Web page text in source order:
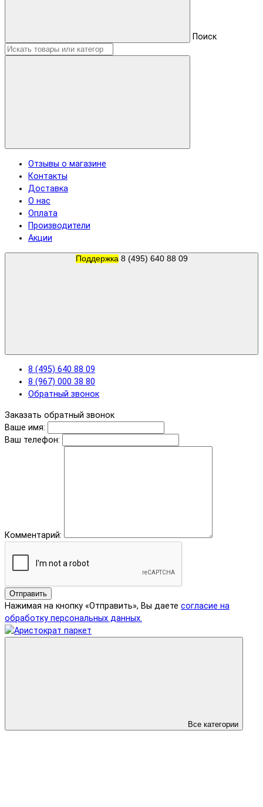
Поиск
Отзывы о магазине
Контакты
Доставка
О нас
Оплата
Производители
Акции
Поддержка 8 (495) 640 88 09
8 (495) 640 88 09
8 (967) 000 38 80
Обратный звонок
Заказать обратный звонок
Ваше имя:
Ваш телефон:
Комментарий:
Отправить
Нажимая на кнопку «Отправить», Вы даете согласие на
обработку персональных данных.
Все категории